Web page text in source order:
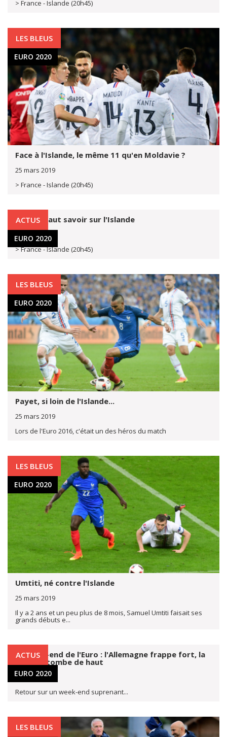
> France - Islande (20h45)
LES BLEUS
EURO 2020
Face à l'Islande, le même 11 qu'en Moldavie ?
25 mars 2019
> France - Islande (20h45)
ACTUS
EURO 2020
Ce qu'il faut savoir sur l'Islande
25 mars 2019
> France - Islande (20h45)
LES BLEUS
EURO 2020
Payet, si loin de l'Islande...
25 mars 2019
Lors de l'Euro 2016, c'était un des héros du match
LES BLEUS
EURO 2020
Umtiti, né contre l'Islande
25 mars 2019
Il y a 2 ans et un peu plus de 8 mois, Samuel Umtiti faisait ses
grands débuts e...
ACTUS
EURO 2020
Le week-end de l'Euro : l'Allemagne frappe fort, la
Croatie tombe de haut
25 mars 2019
Retour sur un week-end suprenant...
LES BLEUS